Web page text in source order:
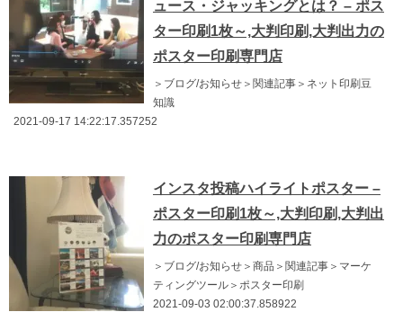
ュース・ジャッキングとは？ – ポス
ター印刷1枚～,大判印刷,大判出力の
ポスター印刷専門店
＞ブログ/お知らせ＞関連記事＞ネット印刷豆
知識
2021-09-17 14:22:17.357252
インスタ投稿ハイライトポスター –
ポスター印刷1枚～,大判印刷,大判出
力のポスター印刷専門店
＞ブログ/お知らせ＞商品＞関連記事＞マーケ
ティングツール＞ポスター印刷
2021-09-03 02:00:37.858922